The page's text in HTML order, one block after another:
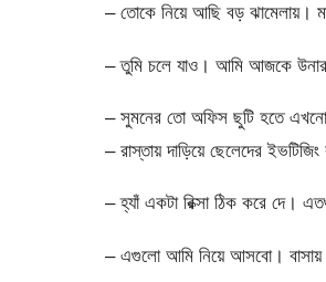
– তোকে নিয়ে আছি বড় ঝামেলায়।
– তুমি চলে যাও। আমি আজকে উনার
– সুমনের তো অফিস ছুটি হতে
– রাস্তায় দাড়িয়ে ছেলেদের
– হ্যাঁ একটা রিক্সা ঠিক করে দে।
– এগুলো আমি নিয়ে আসবো। বাসায়